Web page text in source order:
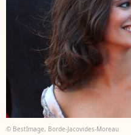
© BestImage, Borde-Jacovides-Moreau